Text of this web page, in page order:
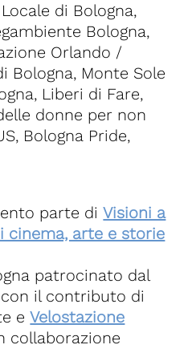
di Bologna,
Bologna,
Orlando /
Bologna, Monte Sole
Liberi di Fare,
donne per non
Bologna Pride,
parte di Visioni a
cinema, arte e storie
patrocinato dal
il contributo di
e Velostazione
collaborazione